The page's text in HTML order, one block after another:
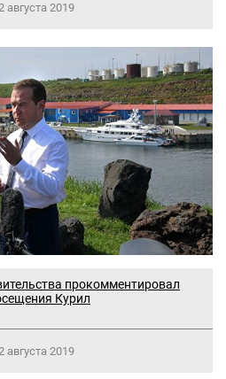
августа 2019
прокомментировал
Курил
августа 2019